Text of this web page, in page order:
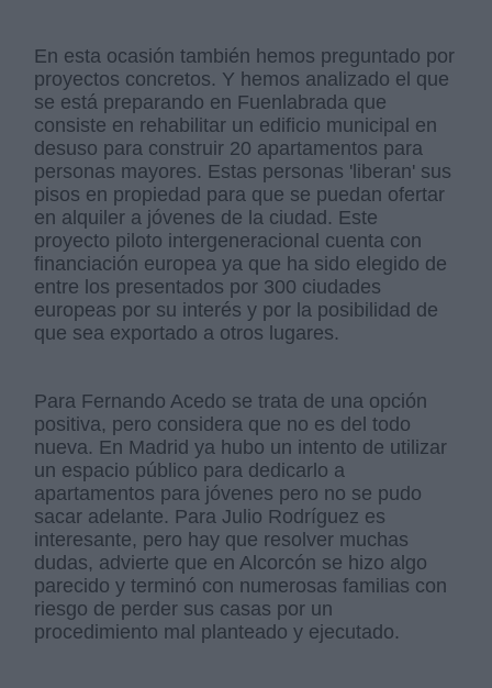
En esta ocasión también hemos preguntado por
proyectos concretos. Y hemos analizado el que
se está preparando en Fuenlabrada que
consiste en rehabilitar un edificio municipal en
desuso para construir 20 apartamentos para
personas mayores. Estas personas 'liberan' sus
pisos en propiedad para que se puedan ofertar
en alquiler a jóvenes de la ciudad. Este
proyecto piloto intergeneracional cuenta con
financiación europea ya que ha sido elegido de
entre los presentados por 300 ciudades
europeas por su interés y por la posibilidad de
que sea exportado a otros lugares.
Para Fernando Acedo se trata de una opción
positiva, pero considera que no es del todo
nueva. En Madrid ya hubo un intento de utilizar
un espacio público para dedicarlo a
apartamentos para jóvenes pero no se pudo
sacar adelante. Para Julio Rodríguez es
interesante, pero hay que resolver muchas
dudas, advierte que en Alcorcón se hizo algo
parecido y terminó con numerosas familias con
riesgo de perder sus casas por un
procedimiento mal planteado y ejecutado.